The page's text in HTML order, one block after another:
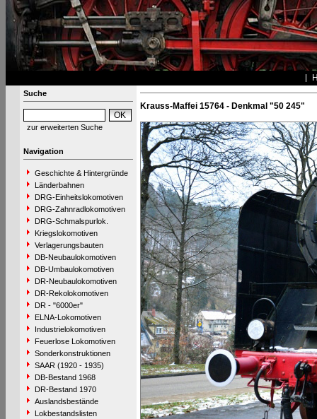
Suche
zur erweiterten Suche
Navigation
Geschichte & Hintergründe
Länderbahnen
DRG-Einheitslokomotiven
DRG-Zahnradlokomotiven
DRG-Schmalspurlok.
Kriegslokomotiven
Verlagerungsbauten
DB-Neubaulokomotiven
DB-Umbaulokomotiven
DR-Neubaulokomotiven
DR-Rekolokomotiven
DR - "6000er"
ELNA-Lokomotiven
Industrielokomotiven
Feuerlose Lokomotiven
Sonderkonstruktionen
SAAR (1920 - 1935)
DB-Bestand 1968
DR-Bestand 1970
Auslandsbestände
Lokbestandslisten
Krauss-Maffei 15764 - Denkmal "50 245"